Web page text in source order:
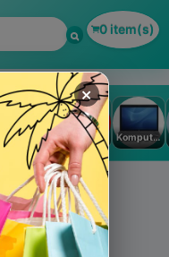
0 item(s)
Busana Muslim Handphone & Tablet Komputer PC & Laptop
×